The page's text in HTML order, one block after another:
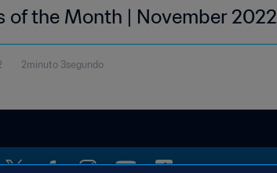
of the Month | November 2022
2minuto 3segundo